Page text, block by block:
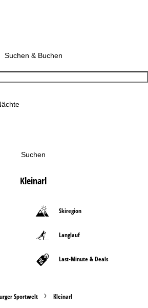
Suchen & Buchen
Suchen
Kleinarl
Skiregion
Langlauf
Last-Minute & Deals
Sportwelt Kleinarl